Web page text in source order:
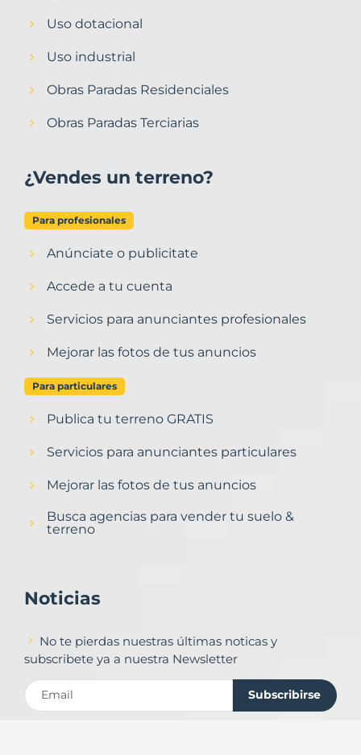
Uso dotacional
Uso industrial
Obras Paradas Residenciales
Obras Paradas Terciarias
¿Vendes un terreno?
Para profesionales
Anúnciate o publicitate
Accede a tu cuenta
Servicios para anunciantes profesionales
Mejorar las fotos de tus anuncios
Para particulares
Publica tu terreno GRATIS
Servicios para anunciantes particulares
Mejorar las fotos de tus anuncios
Busca agencias para vender tu suelo &
terreno
Noticias
No te pierdas nuestras últimas noticas y
subscribete ya a nuestra Newsletter
Subscribirse